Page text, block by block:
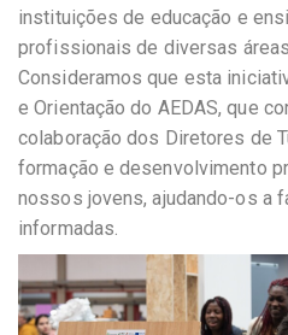
instituições de educação e
profissionais de diversas
Consideramos que esta
e Orientação do AEDAS, que
colaboração dos Diretores de
formação e desenvolvimento
nossos jovens, ajudando-os a
informadas.